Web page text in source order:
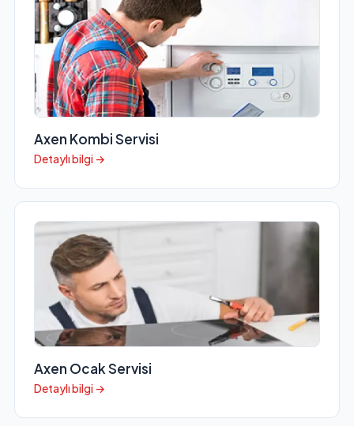
Axen Kombi Servisi
Detaylı bilgi →
Axen Ocak Servisi
Detaylı bilgi →